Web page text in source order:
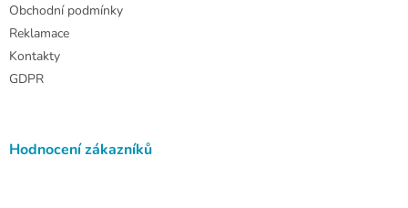
Obchodní podmínky
Reklamace
Kontakty
GDPR
Hodnocení zákazníků